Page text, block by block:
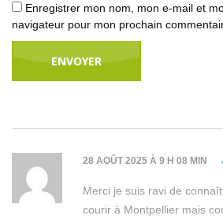
Enregistrer mon nom, mon e-mail et
navigateur pour mon prochain
28 AOÛT 2025 À 9 H 08 MIN
Merci je suis ravi de
courir à Montpellier mais